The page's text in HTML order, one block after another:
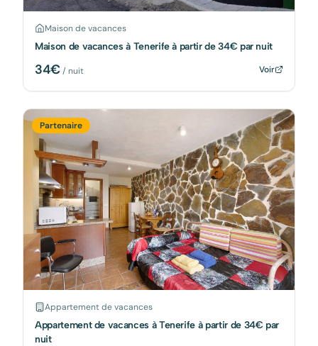
Maison de vacances
Maison de vacances à Tenerife à partir de 34€ par nuit
34€/ nuit Voir
Partenaire
Appartement de vacances
Appartement de vacances à Tenerife à partir de 34€ par
nuit